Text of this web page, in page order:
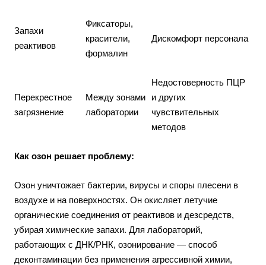
Запахи
реактивов
Фиксаторы,
красители,
формалин
Дискомфорт персонала
Перекрестное
загрязнение
Между зонами
лаборатории
Недостоверность ПЦР
и других
чувствительных
методов
Как озон решает проблему:
Озон уничтожает бактерии, вирусы и споры плесени в
воздухе и на поверхностях. Он окисляет летучие
органические соединения от реактивов и дезсредств,
убирая химические запахи. Для лабораторий,
работающих с ДНК/РНК, озонирование — способ
деконтаминации без применения агрессивной химии,